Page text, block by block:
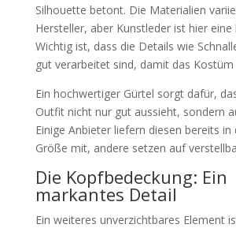
Silhouette betont. Die Materialien
Hersteller, aber Kunstleder ist hier eine
Wichtig ist, dass die Details wie
gut verarbeitet sind, damit das
Ein hochwertiger Gürtel sorgt dafür,
Outfit nicht nur gut aussieht, sondern
Einige Anbieter liefern diesen bereits in
Größe mit, andere setzen auf
Die Kopfbedeckung: Ein
markantes Detail
Ein weiteres unverzichtbares Element